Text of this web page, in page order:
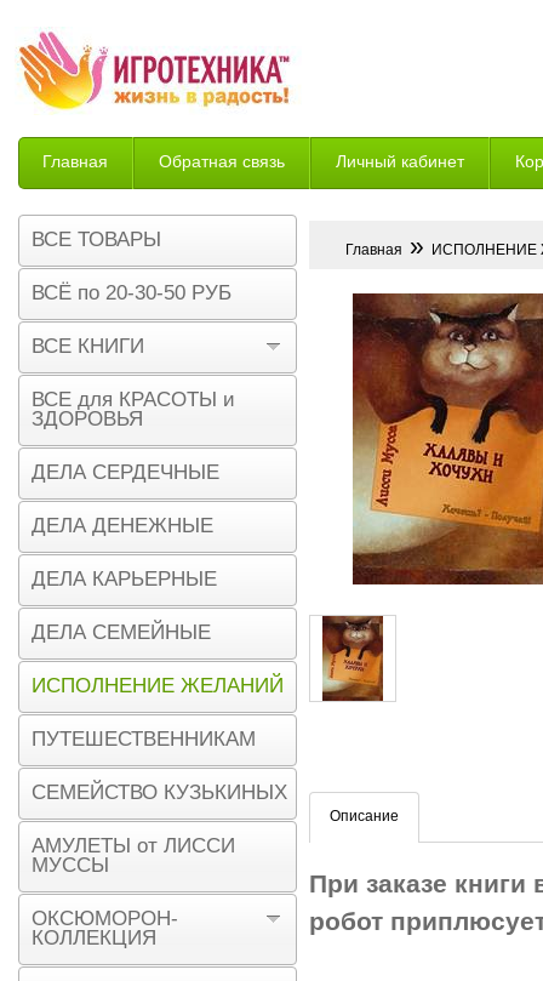
Главная Обратная связь Личный кабинет
Возврат
Главная » ИСПОЛНЕНИЕ
Описание
При заказе
робот
ВСЕ ТОВАРЫ
ВСЁ по 20-30-50 РУБ
ВСЕ КНИГИ
ВСЕ для КРАСОТЫ и
ЗДОРОВЬЯ
ДЕЛА СЕРДЕЧНЫЕ
ДЕЛА ДЕНЕЖНЫЕ
ДЕЛА КАРЬЕРНЫЕ
ДЕЛА СЕМЕЙНЫЕ
ИСПОЛНЕНИЕ ЖЕЛАНИЙ
ПУТЕШЕСТВЕННИКАМ
СЕМЕЙСТВО КУЗЬКИНЫХ
АМУЛЕТЫ от ЛИССИ
МУССЫ
ОКСЮМОРОН-
КОЛЛЕКЦИЯ